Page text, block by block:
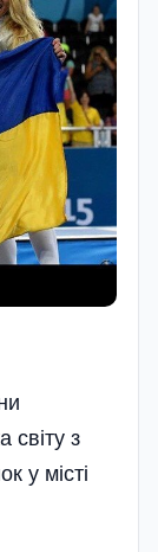
світу з
у місті